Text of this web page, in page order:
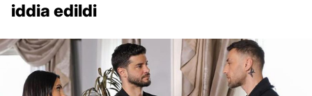
iddia edildi